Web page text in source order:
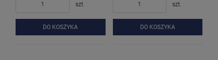
szt.
DO KOSZYKA
szt.
DO KOSZYKA